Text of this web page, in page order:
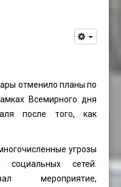
отменило планы по
Всемирного дня
после того, как
угрозы
социальных сетей.
мероприятие,